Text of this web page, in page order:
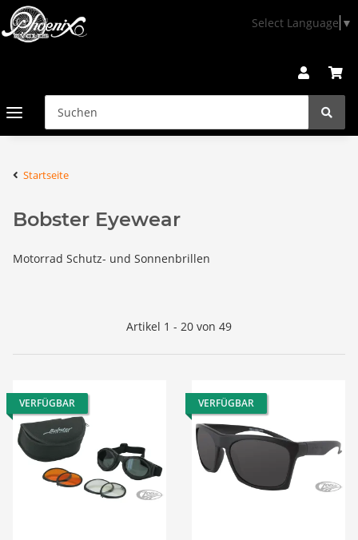
Select Language ▼
Startseite
Bobster Eyewear
Motorrad Schutz- und Sonnenbrillen
Artikel 1 - 20 von 49
VERFÜGBAR VERFÜGBAR